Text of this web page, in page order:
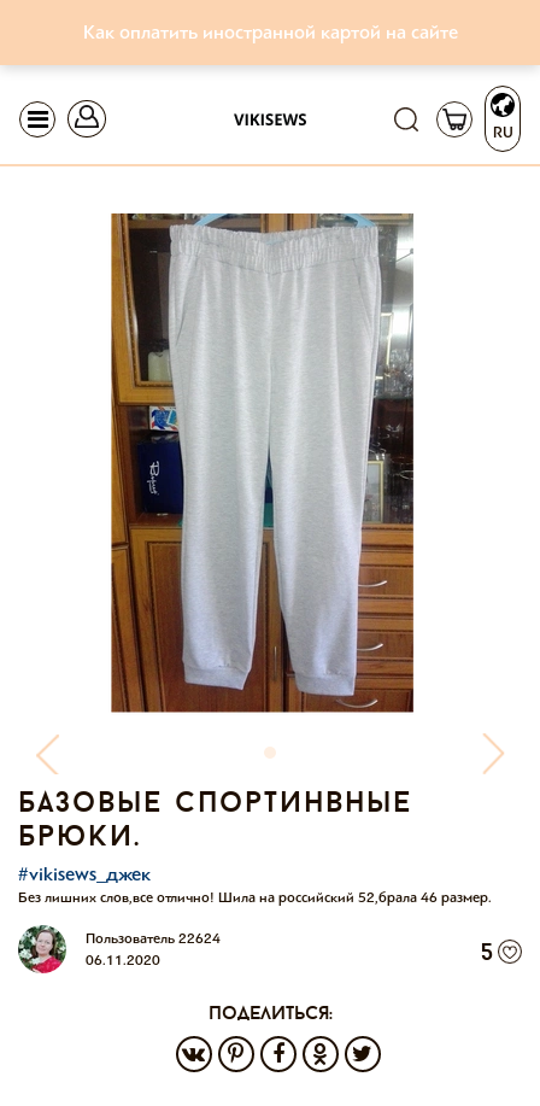
Как оплатить иностранной картой на сайте
RU
базовые спортинвные
брюки.
#vikisews_джек
Без лишних слов,все отлично! Шила на российский 52,брала 46 размер.
Пользователь 22624
06.11.2020
5
поделиться: